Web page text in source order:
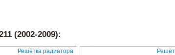
(2002-2009):
Решётка радиатора